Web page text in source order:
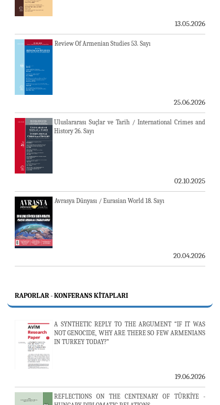
13.05.2026
Review Of Armenian Studies 53. Sayı
25.06.2026
Uluslararası Suçlar ve Tarih / International Crimes and
History 26. Sayı
02.10.2025
Avrasya Dünyası / Eurasian World 18. Sayı
20.04.2026
RAPORLAR - KONFERANS KITAPLARI
A SYNTHETIC REPLY TO THE ARGUMENT “IF IT WAS
NOT GENOCIDE, WHY ARE THERE SO FEW ARMENIANS
IN TURKEY TODAY?”
19.06.2026
REFLECTIONS ON THE CENTENARY OF TÜRKİYE -